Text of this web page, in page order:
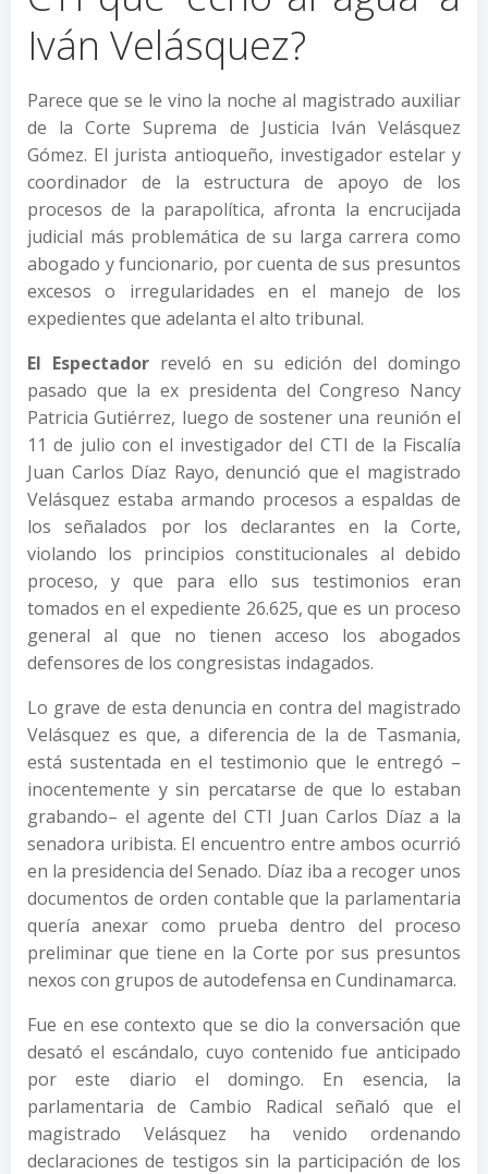
Iván Velásquez?
Parece que se le vino la noche al magistrado auxiliar
de la Corte Suprema de Justicia Iván Velásquez
Gómez. El jurista antioqueño, investigador estelar y
coordinador de la estructura de apoyo de los
procesos de la parapolítica, afronta la encrucijada
judicial más problemática de su larga carrera como
abogado y funcionario, por cuenta de sus presuntos
excesos o irregularidades en el manejo de los
expedientes que adelanta el alto tribunal.
El Espectador reveló en su edición del domingo
pasado que la ex presidenta del Congreso Nancy
Patricia Gutiérrez, luego de sostener una reunión el
11 de julio con el investigador del CTI de la Fiscalía
Juan Carlos Díaz Rayo, denunció que el magistrado
Velásquez estaba armando procesos a espaldas de
los señalados por los declarantes en la Corte,
violando los principios constitucionales al debido
proceso, y que para ello sus testimonios eran
tomados en el expediente 26.625, que es un proceso
general al que no tienen acceso los abogados
defensores de los congresistas indagados.
Lo grave de esta denuncia en contra del magistrado
Velásquez es que, a diferencia de la de Tasmania,
está sustentada en el testimonio que le entregó –
inocentemente y sin percatarse de que lo estaban
grabando– el agente del CTI Juan Carlos Díaz a la
senadora uribista. El encuentro entre ambos ocurrió
en la presidencia del Senado. Díaz iba a recoger unos
documentos de orden contable que la parlamentaria
quería anexar como prueba dentro del proceso
preliminar que tiene en la Corte por sus presuntos
nexos con grupos de autodefensa en Cundinamarca.
Fue en ese contexto que se dio la conversación que
desató el escándalo, cuyo contenido fue anticipado
por este diario el domingo. En esencia, la
parlamentaria de Cambio Radical señaló que el
magistrado Velásquez ha venido ordenando
declaraciones de testigos sin la participación de los